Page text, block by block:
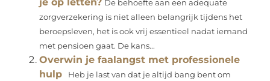
je op letten? De behoefte aan een adequate
zorgverzekering is niet alleen belangrijk tijdens het
beroepsleven, het is ook vrij essentieel nadat iemand
met pensioen gaat. De kans...
Overwin je faalangst met professionele
hulp
Heb je last van dat je altijd bang bent om